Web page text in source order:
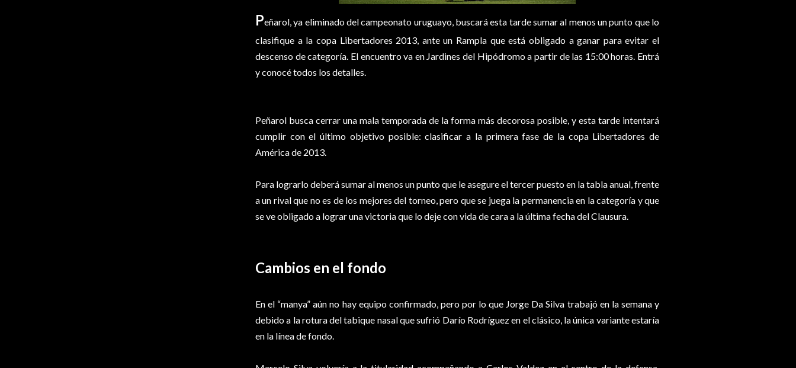
Peñarol, ya eliminado del campeonato uruguayo, buscará esta tarde sumar al menos un punto que lo
clasifique a la copa Libertadores 2013, ante un Rampla que está obligado a ganar para evitar el
descenso de categoría. El encuentro va en Jardines del Hipódromo a partir de las 15:00 horas. Entrá
y conocé todos los detalles.
Peñarol busca cerrar una mala temporada de la forma más decorosa posible, y esta tarde intentará
cumplir con el último objetivo posible: clasificar a la primera fase de la copa Libertadores de
América de 2013.
Para lograrlo deberá sumar al menos un punto que le asegure el tercer puesto en la tabla anual, frente
a un rival que no es de los mejores del torneo, pero que se juega la permanencia en la categoría y que
se ve obligado a lograr una victoria que lo deje con vida de cara a la última fecha del Clausura.
Cambios en el fondo
En el “manya” aún no hay equipo confirmado, pero por lo que Jorge Da Silva trabajó en la semana y
debido a la rotura del tabique nasal que sufrió Darío Rodríguez en el clásico, la única variante estaría
en la línea de fondo.